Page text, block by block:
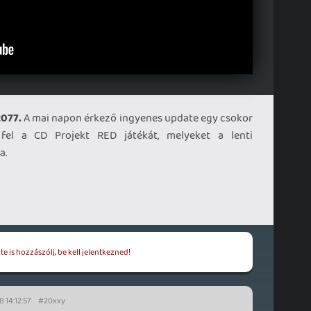
A mai napon érkező ingyenes update egy csokor
a CD Projekt RED játékát, melyeket a lenti
is hozzászólj, be kell jelentkezned!
#20xxy